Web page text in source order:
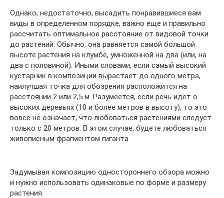
Однако, недостаточно, высадить понравившиеся вам
виды в определенном порядке, важно еще и правильно
рассчитать оптимальное расстояние от видовой точки
до растений. Обычно, она равняется самой большой
высоте растения на клумбе, умноженной на два (или, на
два с половиной). Иными словами, если самый высокий
кустарник в композиции вырастает до одного метра,
наилучшая точка для обозрения расположится на
расстоянии 2 или 2,5 м. Разумеется, если речь идет о
высоких деревьях (10 и более метров в высоту), то это
вовсе не означает, что любоваться растениями следует
только с 20 метров. В этом случае, будете любоваться
живописным фрагментом гиганта.
Задумывая композицию одностороннего обзора можно
и нужно использовать одинаковые по форме и размеру
растения.